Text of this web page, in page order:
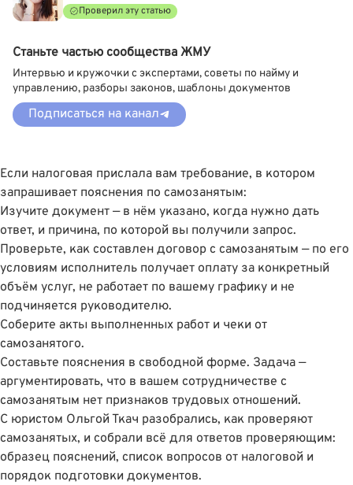
Если налоговая прислала вам требование, в котором
запрашивает пояснения по самозанятым:
Изучите документ — в нём указано, когда нужно дать
ответ, и причина, по которой вы получили запрос.
Проверьте, как составлен договор с самозанятым — по его
условиям исполнитель получает оплату за конкретный
объём услуг, не работает по вашему графику и не
подчиняется руководителю.
Соберите акты выполненных работ и чеки от
самозанятого.
Составьте пояснения в свободной форме. Задача —
аргументировать, что в вашем сотрудничестве с
самозанятым нет признаков трудовых отношений.
С юристом Ольгой Ткач разобрались, как проверяют
самозанятых, и собрали всё для ответов проверяющим:
образец пояснений, список вопросов от налоговой и
порядок подготовки документов.
Проверил эту статью
Станьте частью сообщества ЖМУ
Интервью и кружочки с экспертами, советы по найму и
управлению, разборы законов, шаблоны документов
Подписаться на канал